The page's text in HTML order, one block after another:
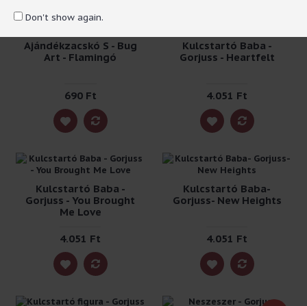
Don't show again.
Ajándékzacskó S - Bug
Art - Flamingó
690 Ft
Kulcstartó Baba -
Gorjuss - Heartfelt
4.051 Ft
Kulcstartó Baba -
Gorjuss - You Brought
Me Love
4.051 Ft
Kulcstartó Baba-
Gorjuss- New Heights
4.051 Ft